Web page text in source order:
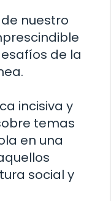
de nuestro
de la
incisiva y
temas
en una
social y